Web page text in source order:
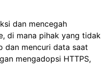
dan mencegah
di mana pihak yang tidak
dan mencuri data saat
mengadopsi HTTPS,